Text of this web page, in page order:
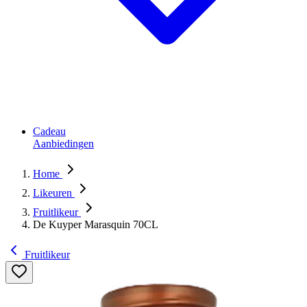
Cadeau
Aanbiedingen
Home
Likeuren
Fruitlikeur
De Kuyper Marasquin 70CL
Fruitlikeur